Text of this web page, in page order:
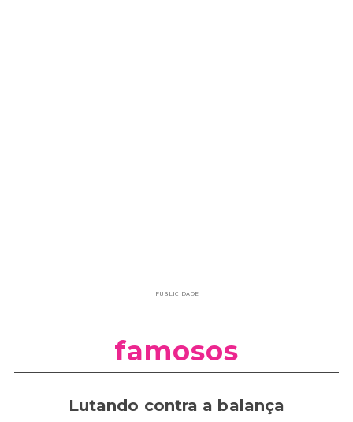
PUBLICIDADE
famosos
Lutando contra a balança